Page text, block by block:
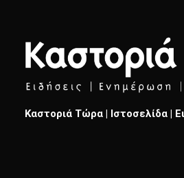
Καστοριά Τώρα | Ιστοσελίδα |